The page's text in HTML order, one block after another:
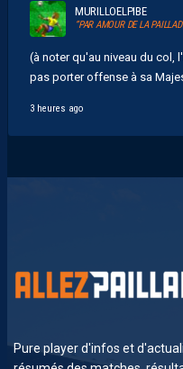
MURILLOELPIBE
(à noter qu'au niveau du col,
pas porter offense à sa
3 heures ago
Pure player d'infos et